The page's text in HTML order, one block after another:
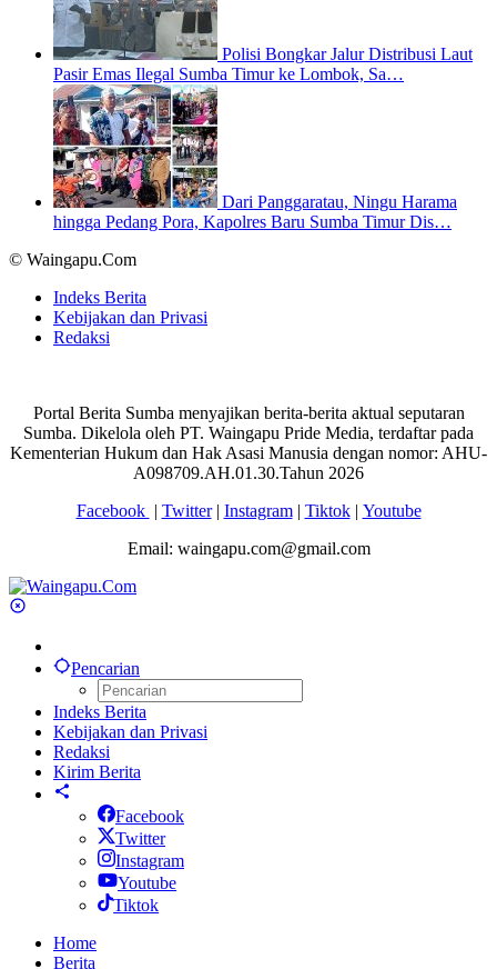
Polisi Bongkar Jalur Distribusi Laut
Pasir Emas Ilegal Sumba Timur ke Lombok, Sa…
Dari Panggaratau, Ningu Harama
hingga Pedang Pora, Kapolres Baru Sumba Timur Dis…
© Waingapu.Com
Indeks Berita
Kebijakan dan Privasi
Redaksi
Portal Berita Sumba menyajikan berita-berita aktual seputaran
Sumba. Dikelola oleh PT. Waingapu Pride Media, terdaftar pada
Kementerian Hukum dan Hak Asasi Manusia dengan nomor: AHU-
A098709.AH.01.30.Tahun 2026
Facebook | Twitter| Instagram| Tiktok| Youtube
Email: waingapu.com@gmail.com
Pencarian
Indeks Berita
Kebijakan dan Privasi
Redaksi
Kirim Berita
Facebook
Twitter
Instagram
Youtube
Tiktok
Home
Berita